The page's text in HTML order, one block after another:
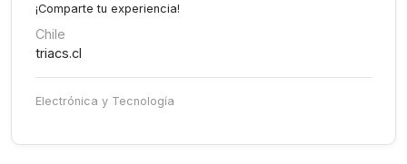
¡Comparte tu experiencia!
Chile
triacs.cl
Electrónica y Tecnología